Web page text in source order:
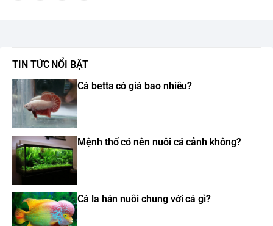
TIN TỨC NỔI BẬT
Cá betta có giá bao nhiêu?
Mệnh thổ có nên nuôi cá cảnh không?
Cá la hán nuôi chung với cá gì?